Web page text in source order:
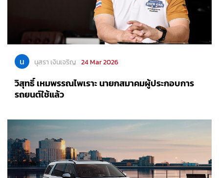
น นุสรา เงินเจริญ 24 Mar 2026
วิสุทธิ์ เหมพรรณไพเราะ นายกสมาคมผู้ประกอบการ
รถยนต์ใช้แล้ว